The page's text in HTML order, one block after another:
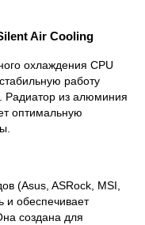
Air Cooling
охлаждения CPU
работу
Радиатор из алюминия
оптимальную
(Asus, ASRock, MSI,
и обеспечивает
создана для